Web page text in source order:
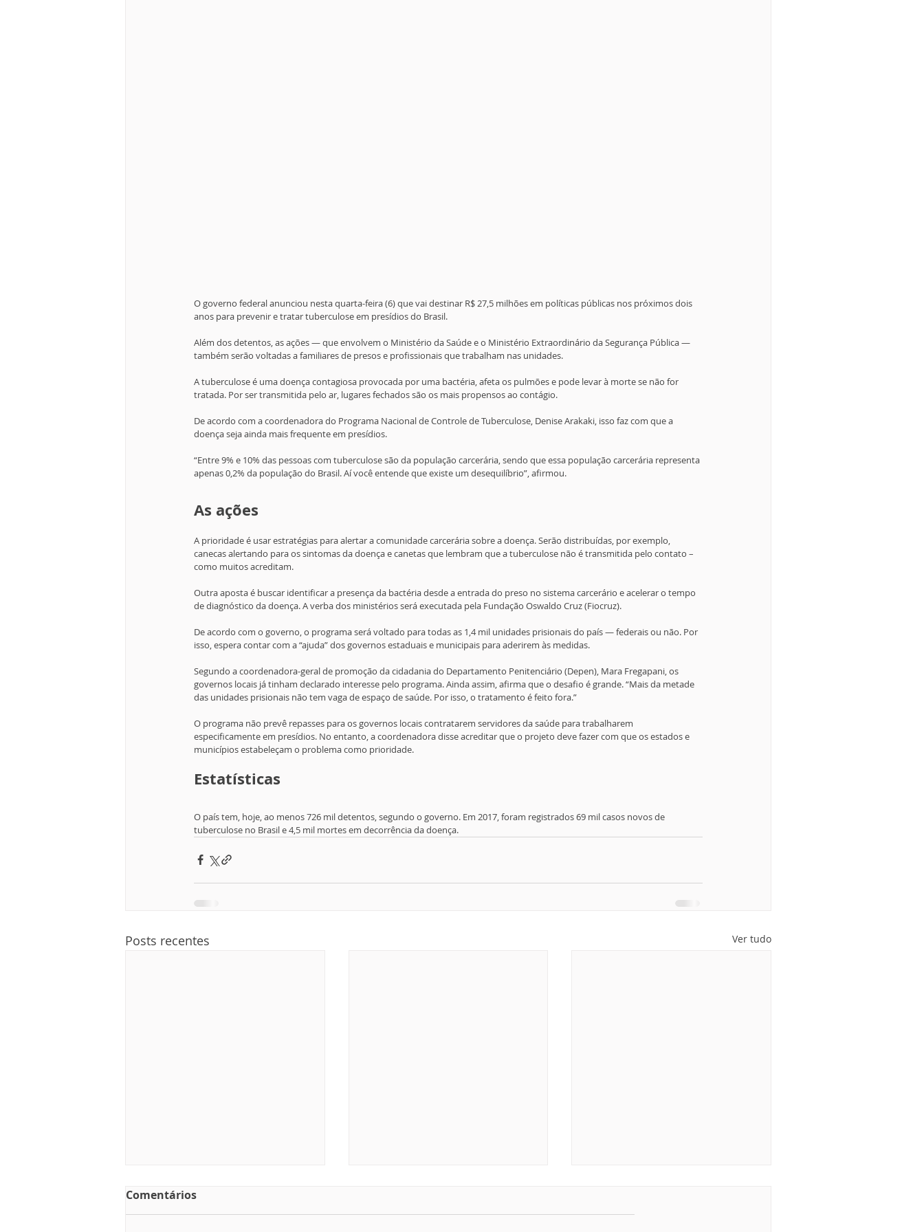
O governo federal anunciou nesta quarta-feira (6) que vai destinar R$ 27,5 milhões em políticas públicas nos próximos dois
anos para prevenir e tratar tuberculose em presídios do Brasil.
Além dos detentos, as ações — que envolvem o Ministério da Saúde e o Ministério Extraordinário da Segurança Pública —
também serão voltadas a familiares de presos e profissionais que trabalham nas unidades.
A tuberculose é uma doença contagiosa provocada por uma bactéria, afeta os pulmões e pode levar à morte se não for
tratada. Por ser transmitida pelo ar, lugares fechados são os mais propensos ao contágio.
De acordo com a coordenadora do Programa Nacional de Controle de Tuberculose, Denise Arakaki, isso faz com que a
doença seja ainda mais frequente em presídios.
“Entre 9% e 10% das pessoas com tuberculose são da população carcerária, sendo que essa população carcerária representa
apenas 0,2% da população do Brasil. Aí você entende que existe um desequilíbrio”, afirmou.
As ações
A prioridade é usar estratégias para alertar a comunidade carcerária sobre a doença. Serão distribuídas, por exemplo,
canecas alertando para os sintomas da doença e canetas que lembram que a tuberculose não é transmitida pelo contato –
como muitos acreditam.
Outra aposta é buscar identificar a presença da bactéria desde a entrada do preso no sistema carcerário e acelerar o tempo
de diagnóstico da doença. A verba dos ministérios será executada pela Fundação Oswaldo Cruz (Fiocruz).
De acordo com o governo, o programa será voltado para todas as 1,4 mil unidades prisionais do país — federais ou não. Por
isso, espera contar com a “ajuda” dos governos estaduais e municipais para aderirem às medidas.
Segundo a coordenadora-geral de promoção da cidadania do Departamento Penitenciário (Depen), Mara Fregapani, os
governos locais já tinham declarado interesse pelo programa. Ainda assim, afirma que o desafio é grande. “Mais da metade
das unidades prisionais não tem vaga de espaço de saúde. Por isso, o tratamento é feito fora.”
O programa não prevê repasses para os governos locais contratarem servidores da saúde para trabalharem
especificamente em presídios. No entanto, a coordenadora disse acreditar que o projeto deve fazer com que os estados e
municípios estabeleçam o problema como prioridade.
Estatísticas
O país tem, hoje, ao menos 726 mil detentos, segundo o governo. Em 2017, foram registrados 69 mil casos novos de
tuberculose no Brasil e 4,5 mil mortes em decorrência da doença.
Posts recentes Ver tudo
Comentários